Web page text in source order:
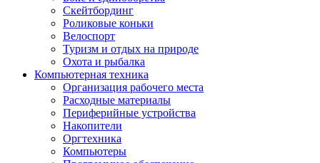
Скейтбординг
Роликовые коньки
Велоспорт
Туризм и отдых на природе
Охота и рыбалка
Компьютерная техника
Организация рабочего места
Расходные материалы
Периферийные устройства
Накопители
Оргтехника
Компьютеры